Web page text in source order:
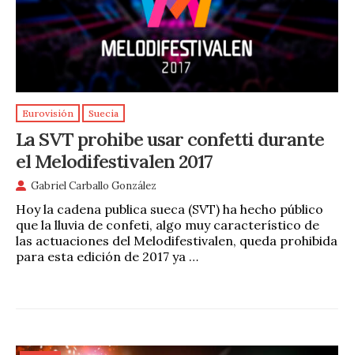
Eurovisión Suecia
La SVT prohibe usar confetti durante
el Melodifestivalen 2017
Gabriel Carballo González
Hoy la cadena publica sueca (SVT) ha hecho público
que la lluvia de confeti, algo muy característico de
las actuaciones del Melodifestivalen, queda prohibida
para esta edición de 2017 ya …